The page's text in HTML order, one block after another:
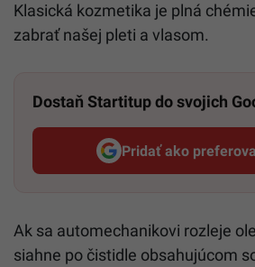
Klasická kozmetika je plná
zabrať našej pleti a vlasom.
Dostaň Startitup do svojich
Pridať ako
Ak sa automechanikovi rozleje
siahne po čistidle obsahujúcom